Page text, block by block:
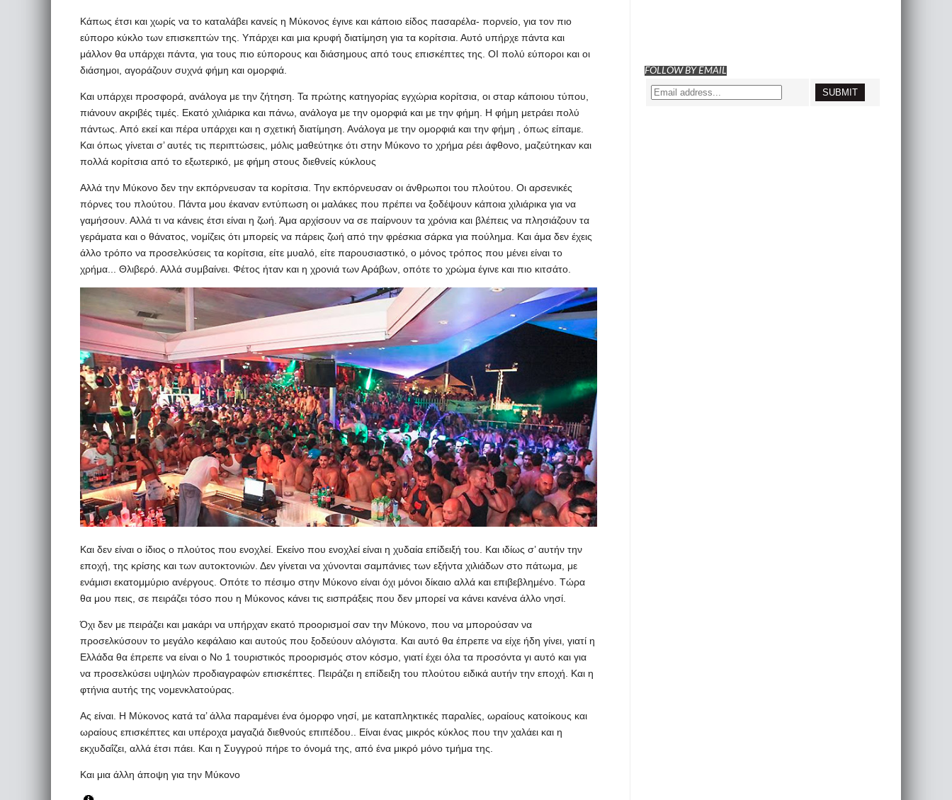
Κάπως έτσι και χωρίς να το καταλάβει κανείς η Μύκονος έγινε και κάποιο είδος πασαρέλα- πορνείο, για τον πιο
εύπορο κύκλο των επισκεπτών της. Υπάρχει και μια κρυφή διατίμηση για τα κορίτσια. Αυτό υπήρχε πάντα και
μάλλον θα υπάρχει πάντα, για τους πιο εύπορους και διάσημους από τους επισκέπτες της. ΟΙ πολύ εύποροι και οι
διάσημοι, αγοράζουν συχνά φήμη και ομορφιά.
Και υπάρχει προσφορά, ανάλογα με την ζήτηση. Τα πρώτης κατηγορίας εγχώρια κορίτσια, οι σταρ κάποιου τύπου,
πιάνουν ακριβές τιμές. Εκατό χιλιάρικα και πάνω, ανάλογα με την ομορφιά και με την φήμη. Η φήμη μετράει πολύ
πάντως. Από εκεί και πέρα υπάρχει και η σχετική διατίμηση. Ανάλογα με την ομορφιά και την φήμη , όπως είπαμε.
Και όπως γίνεται σ’ αυτές τις περιπτώσεις, μόλις μαθεύτηκε ότι στην Μύκονο το χρήμα ρέει άφθονο, μαζεύτηκαν και
πολλά κορίτσια από το εξωτερικό, με φήμη στους διεθνείς κύκλους
Αλλά την Μύκονο δεν την εκπόρνευσαν τα κορίτσια. Την εκπόρνευσαν οι άνθρωποι του πλούτου. Οι αρσενικές
πόρνες του πλούτου. Πάντα μου έκαναν εντύπωση οι μαλάκες που πρέπει να ξοδέψουν κάποια χιλιάρικα για να
γαμήσουν. Αλλά τι να κάνεις έτσι είναι η ζωή. Άμα αρχίσουν να σε παίρνουν τα χρόνια και βλέπεις να πλησιάζουν τα
γεράματα και ο θάνατος, νομίζεις ότι μπορείς να πάρεις ζωή από την φρέσκια σάρκα για πούλημα. Και άμα δεν έχεις
άλλο τρόπο να προσελκύσεις τα κορίτσια, είτε μυαλό, είτε παρουσιαστικό, ο μόνος τρόπος που μένει είναι το
χρήμα... Θλιβερό. Αλλά συμβαίνει. Φέτος ήταν και η χρονιά των Αράβων, οπότε το χρώμα έγινε και πιο κιτσάτο.
Και δεν είναι ο ίδιος ο πλούτος που ενοχλεί. Εκείνο που ενοχλεί είναι η χυδαία επίδειξή του. Και ιδίως σ’ αυτήν την
εποχή, της κρίσης και των αυτοκτονιών. Δεν γίνεται να χύνονται σαμπάνιες των εξήντα χιλιάδων στο πάτωμα, με
ενάμισι εκατομμύριο ανέργους. Οπότε το πέσιμο στην Μύκονο είναι όχι μόνοι δίκαιο αλλά και επιβεβλημένο. Τώρα
θα μου πεις, σε πειράζει τόσο που η Μύκονος κάνει τις εισπράξεις που δεν μπορεί να κάνει κανένα άλλο νησί.
Όχι δεν με πειράζει και μακάρι να υπήρχαν εκατό προορισμοί σαν την Μύκονο, που να μπορούσαν να
προσελκύσουν το μεγάλο κεφάλαιο και αυτούς που ξοδεύουν αλόγιστα. Και αυτό θα έπρεπε να είχε ήδη γίνει, γιατί η
Ελλάδα θα έπρεπε να είναι ο Νο 1 τουριστικός προορισμός στον κόσμο, γιατί έχει όλα τα προσόντα γι αυτό και για
να προσελκύσει υψηλών προδιαγραφών επισκέπτες. Πειράζει η επίδειξη του πλούτου ειδικά αυτήν την εποχή. Και η
φτήνια αυτής της νομενκλατούρας.
Ας είναι. Η Μύκονος κατά τα’ άλλα παραμένει ένα όμορφο νησί, με καταπληκτικές παραλίες, ωραίους κατοίκους και
ωραίους επισκέπτες και υπέροχα μαγαζιά διεθνούς επιπέδου.. Είναι ένας μικρός κύκλος που την χαλάει και η
εκχυδαΐζει, αλλά έτσι πάει. Και η Συγγρού πήρε το όνομά της, από ένα μικρό μόνο τμήμα της.
Και μια άλλη άποψη για την Μύκονο
FOLLOW BY EMAIL